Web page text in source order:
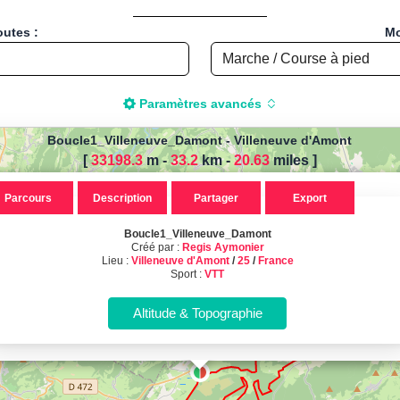
:
Paramètres avancés
calculer la distance de
Vélo, Cyclisme, VTT,
créé
Villeneuve d'Amont, 25 - France
Sport : VTT - Distance : 33.20 Km
Calcul d'itinéraires
Calculez la distance et le dénivelé de vos parcours sportifs !
Boucle1_Villeneuve_Damont-Villeneuve d'Amont
[33198.3m -33.2km-20.63miles]
Boucle1_Villeneuve_Damont
Créé par : Regis Aymonier
Lieu : Villeneuve d'Amont/25/ France
Sport :VTT
Parcours Description Partager Export